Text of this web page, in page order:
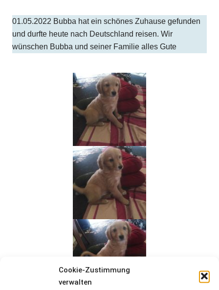
Cookie-Zustimmung
verwalten
01.05.2022 Bubba hat ein schönes Zuhause gefunden
und durfte heute nach Deutschland reisen. Wir
wünschen Bubba und seiner Familie alles Gute